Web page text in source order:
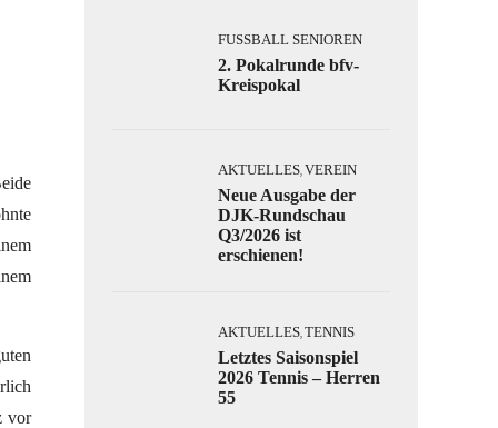
vor
FUSSBALL SENIOREN
2. Pokalrunde bfv-
Kreispokal
AKTUELLES, VEREIN
Neue Ausgabe der
DJK-Rundschau
Q3/2026 ist
erschienen!
AKTUELLES, TENNIS
Letztes Saisonspiel
2026 Tennis – Herren
55